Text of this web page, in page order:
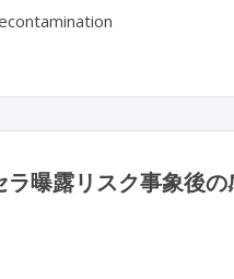
曝露リスク事象後